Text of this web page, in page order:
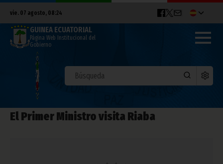
vie. 07 agosto, 08:24
GUINEA ECUATORIAL
Página Web Institucional del
Gobierno
El Primer Ministro visita Riaba